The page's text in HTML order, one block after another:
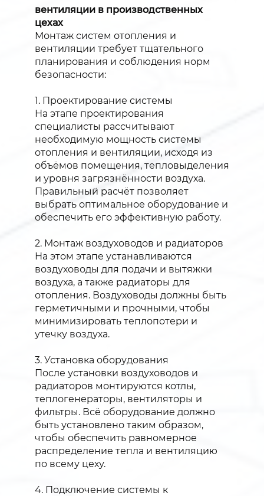
вентиляции в производственных
цехах
Монтаж систем отопления и
вентиляции требует тщательного
планирования и соблюдения норм
безопасности:
1. Проектирование системы
На этапе проектирования
специалисты рассчитывают
необходимую мощность системы
отопления и вентиляции, исходя из
объёмов помещения, тепловыделения
и уровня загрязнённости воздуха.
Правильный расчёт позволяет
выбрать оптимальное оборудование и
обеспечить его эффективную работу.
2. Монтаж воздуховодов и радиаторов
На этом этапе устанавливаются
воздуховоды для подачи и вытяжки
воздуха, а также радиаторы для
отопления. Воздуховоды должны быть
герметичными и прочными, чтобы
минимизировать теплопотери и
утечку воздуха.
3. Установка оборудования
После установки воздуховодов и
радиаторов монтируются котлы,
теплогенераторы, вентиляторы и
фильтры. Всё оборудование должно
быть установлено таким образом,
чтобы обеспечить равномерное
распределение тепла и вентиляцию
по всему цеху.
4. Подключение системы к